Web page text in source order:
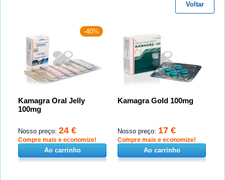
Voltar
-40%
Kamagra Oral Jelly
100mg
Nosso preço: 24 €
Compre mais e economize!
Ao carrinho
Kamagra Gold 100mg
Nosso preço: 17 €
Compre mais e economize!
Ao carrinho